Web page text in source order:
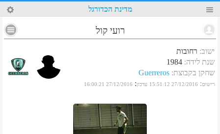
19 מדינת הכדורגל
רועי קול
ישוב: רחובות
שנת לידה:
1984
שחקן בקבוצת:
Guerreros
רישום:
27/12/2016 15:51:12 עדכון:
27/12/2016 16:00:21